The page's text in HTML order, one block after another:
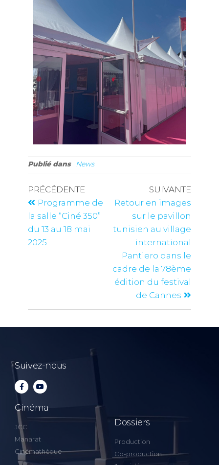
Publié dans News
PRÉCÉDENTE
Programme de
la salle “Ciné 350”
du 13 au 18 mai
2025
SUIVANTE
Retour en images
sur le pavillon
tunisien au village
international
Pantiero dans le
cadre de la 78ème
édition du festival
de Cannes
Suivez-nous
Cinéma
JCC
Manarat
Cinémathèque
Dossiers
Production
Co-production